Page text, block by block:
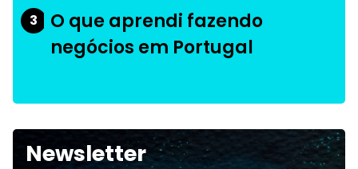
3
O que aprendi fazendo
negócios em Portugal
Newsletter